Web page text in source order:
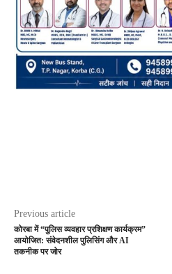
Previous article
कोरबा में “पुलिस व्यवहार प्रशिक्षण कार्यक्रम”
आयोजित: संवेदनशील पुलिसिंग और AI
तकनीक पर जोर